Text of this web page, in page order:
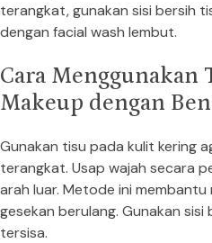
terangkat, gunakan sisi bersih
dengan facial wash lembut.
Cara Menggunakan
Makeup dengan
Gunakan tisu pada kulit kering
terangkat. Usap wajah secara
arah luar. Metode ini
gesekan berulang. Gunakan sisi
tersisa.